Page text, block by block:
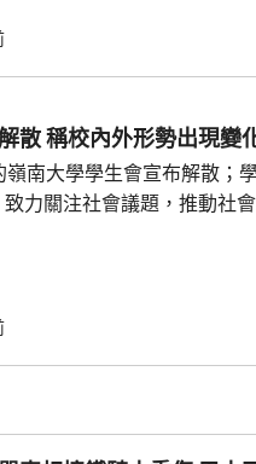
核實結果，發現一名昨日在
足夠合資格救生員，會考慮
署表示，今年至頭
個持牌私人...
嶺大學生會解散 稱校內外形勢出現變
嶺南大學學生會宣布解散；
力關注社會議題，推動社會